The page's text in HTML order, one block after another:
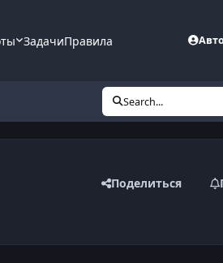
ЗадачиПравила
Search...
Поделиться